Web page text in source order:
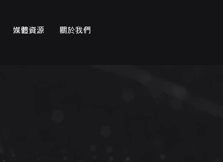
媒體資源 關於我們